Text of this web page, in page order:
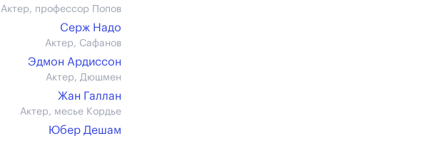
Актер, профессор Попов
Серж Надо
Актер, Сафанов
Эдмон Ардиссон
Актер, Дюшмен
Жан Галлан
Актер, месье Кордье
Юбер Дешам